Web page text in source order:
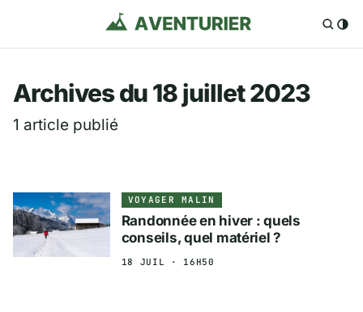
Aventurier.fr —
Archives du 18 juillet 2023
1 article publié
VOYAGER MALIN
Randonnée en hiver : quels
conseils, quel matériel ?
18 JUIL · 16H50